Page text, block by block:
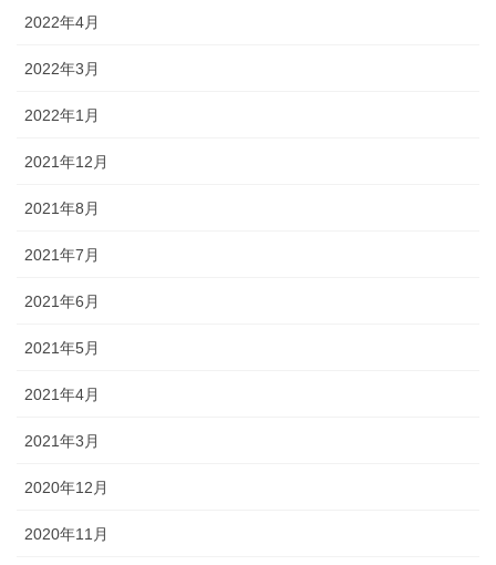
2022年4月
2022年3月
2022年1月
2021年12月
2021年8月
2021年7月
2021年6月
2021年5月
2021年4月
2021年3月
2020年12月
2020年11月